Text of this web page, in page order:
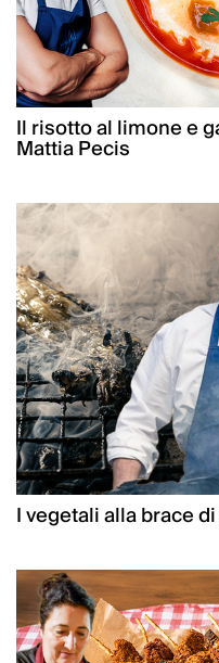
Il risotto al limone e
Mattia Pecis
I vegetali alla brace